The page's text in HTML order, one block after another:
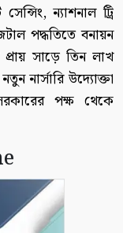
ন্যাশনাল ট্রি
পদ্ধতিতে বনায়ন
প্রায় সাড়ে তিন লাখ
নার্সারি উদ্যোক্তা
পক্ষ থেকে